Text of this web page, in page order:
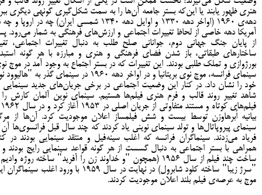
هنری ظهور یابند یا این‌که بستر جامعه آن‌ها را به سمت شکل‌گیری گونه­ی دیگری
دهه‌ی ۱۹۶۰ (اواخر دهه ۱۳۳۰ و اوایل دهه ۱۳۴۰ شمسی ایران) چه در اروپا و
آمریکا دهه خاصی از لحاظ تغییرات اجتماعی و ارزش‌های فرهنگی به شمار می‌رود.
از پایان جنگ جهانی دوم، جوانانی صلح طلب به دنبال تغییرات اجتماعی،
ساختارهای طبقاتی، باز شدن فضای فرهنگی و هنری و مبارزه با هر گونه
بورژوازی و تملک طلبی بودند. این تغییرات که در بستر اجتماع به وجود آمد در موج
سینمای فرانسه، موج نوی بریتانیا و در اواخر دهه 1960 در سینمای گذر به
خود را نشان داد. در کنار این وضعیت اجتماعی در برخی جریان‌های جدید سینمایی
شاهد تغییر روند قالب و فرم هنری فیلم‌ها هستیم. سینمای نوین آلمان کارش را
بیانیه اُبرهاوزن توسط بیست و شش فیلمساز اعلان موجودیت کرد. آن‌ها از
سینمای پیروپاتال‌ها و تولد سینمای نوینی یاد کردند که چند سال قبل فرانسوی‌ها آن
فریاد می‌زدند. سینماگران فرانسه که اغلب سینه‌فیل و منتقد سینمایی بودند در
همراهی با بستر اجتماعی به دنبال گسست از هر گونه قواعد سینمایی رایج بودند و
ساخت چند فیلم از سال 1956 (همچون "و خداوند زن را آفرید" ساخته روژه
"سرژ زیبا" ساخته کلود شابرول) در نهایت در سال 1959 با ورود اغلب
موج به عرصه­‌ی فیلم بلند اعلان موجودیت کردند.